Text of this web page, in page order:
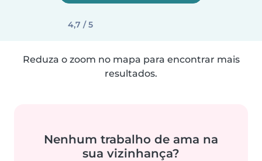
4,7 / 5
Reduza o zoom no mapa para encontrar mais
resultados.
Nenhum trabalho de ama na
sua vizinhança?